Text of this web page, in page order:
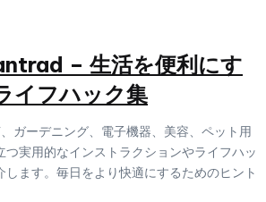
– 生活を便利にす
イフハック集
ガーデニング、電子機器、美容、ペット用
つ実用的なインストラクションやライフハッ
します。毎日をより快適にするためのヒント